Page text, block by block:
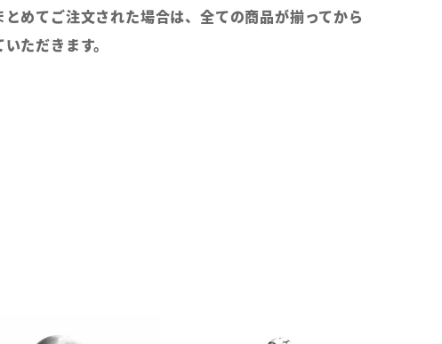
めてご注文された場合は、全ての商品が揃ってから
ただきます。